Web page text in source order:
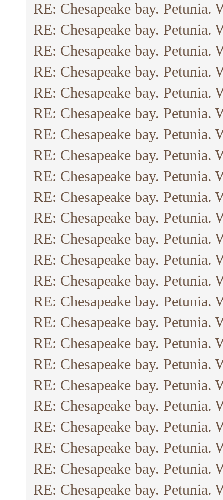
RE: Chesapeake bay. Petunia.
RE: Chesapeake bay. Petunia.
RE: Chesapeake bay. Petunia.
RE: Chesapeake bay. Petunia.
RE: Chesapeake bay. Petunia.
RE: Chesapeake bay. Petunia.
RE: Chesapeake bay. Petunia.
RE: Chesapeake bay. Petunia.
RE: Chesapeake bay. Petunia.
RE: Chesapeake bay. Petunia.
RE: Chesapeake bay. Petunia.
RE: Chesapeake bay. Petunia.
RE: Chesapeake bay. Petunia.
RE: Chesapeake bay. Petunia.
RE: Chesapeake bay. Petunia.
RE: Chesapeake bay. Petunia.
RE: Chesapeake bay. Petunia.
RE: Chesapeake bay. Petunia.
RE: Chesapeake bay. Petunia.
RE: Chesapeake bay. Petunia.
RE: Chesapeake bay. Petunia.
RE: Chesapeake bay. Petunia.
RE: Chesapeake bay. Petunia.
RE: Chesapeake bay. Petunia.